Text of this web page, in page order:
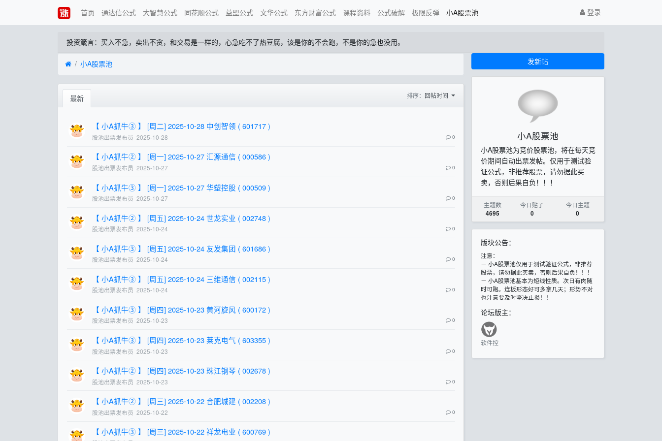
首页 通达信公式 大智慧公式 同花顺公式 益盟公式 文华公式 东方财富公式 课程资料 公式破解 极限反弹 小A股票池 登录
投资箴言：买入不急，卖出不贪，和交易是一样的，心急吃不了热豆腐，该是你的不会跑，不是你的急也没用。
小A股票池
最新 排序： 回帖时间
【 小A抓牛③ 】 [周二] 2025-10-28 中创智领 ( 601717 )
股池出票发布员 2025-10-28 0
【 小A抓牛② 】 [周一] 2025-10-27 汇源通信 ( 000586 )
股池出票发布员 2025-10-27 0
【 小A抓牛③ 】 [周一] 2025-10-27 华塑控股 ( 000509 )
股池出票发布员 2025-10-27 0
【 小A抓牛② 】 [周五] 2025-10-24 世龙实业 ( 002748 )
股池出票发布员 2025-10-24 0
【 小A抓牛③ 】 [周五] 2025-10-24 友发集团 ( 601686 )
股池出票发布员 2025-10-24 0
【 小A抓牛③ 】 [周五] 2025-10-24 三维通信 ( 002115 )
股池出票发布员 2025-10-24 0
【 小A抓牛③ 】 [周四] 2025-10-23 黄河旋风 ( 600172 )
股池出票发布员 2025-10-23 0
【 小A抓牛③ 】 [周四] 2025-10-23 莱克电气 ( 603355 )
股池出票发布员 2025-10-23 0
【 小A抓牛② 】 [周四] 2025-10-23 珠江钢琴 ( 002678 )
股池出票发布员 2025-10-23 0
【 小A抓牛② 】 [周三] 2025-10-22 合肥城建 ( 002208 )
股池出票发布员 2025-10-22 0
【 小A抓牛③ 】 [周三] 2025-10-22 祥龙电业 ( 600769 )
发新帖
小A股票池
小A股票池为竞价股票池，将在每天竞
价期间自动出票发帖。仅用于测试验
证公式，非推荐股票，请勿据此买
卖，否则后果自负！！！
主题数
4695
今日贴子
0
今日主题
0
版块公告：
注意：
－ 小A股票池仅用于测试验证公式，非推荐
股票，请勿据此买卖，否则后果自负！！！
－ 小A股票池基本为短线性质。次日有肉随
时可跑。连板形态好可多拿几天；形势不对
也注意要及时坚决止损！！
论坛版主：
软件控